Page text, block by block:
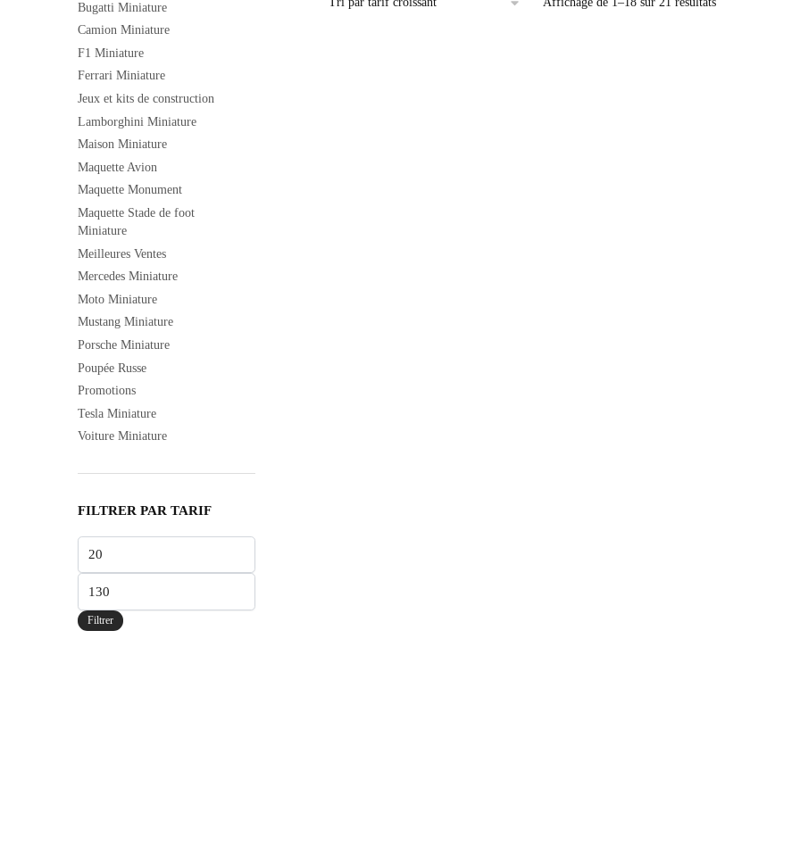
Bugatti Miniature
Camion Miniature
F1 Miniature
Ferrari Miniature
Jeux et kits de construction
Lamborghini Miniature
Maison Miniature
Maquette Avion
Maquette Monument
Maquette Stade de foot
Miniature
Meilleures Ventes
Mercedes Miniature
Moto Miniature
Mustang Miniature
Porsche Miniature
Poupée Russe
Promotions
Tesla Miniature
Voiture Miniature
FILTRER PAR TARIF
Filtrer